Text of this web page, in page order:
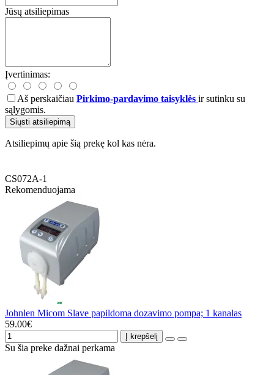
Jūsų atsiliepimas
Įvertinimas:
Aš perskaičiau Pirkimo-pardavimo taisyklės ir sutinku su
sąlygomis.
Siųsti atsiliepimą
Atsiliepimų apie šią prekę kol kas nėra.
CS072A-1
Rekomenduojama
Johnlen Micom Slave papildoma dozavimo pompa; 1 kanalas
59.00€
Į krepšelį
Su šia preke dažnai perkama